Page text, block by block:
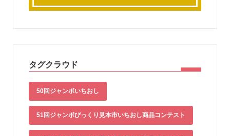
タグクラウド
50回ジャンボいちおし
51回ジャンボびっくり見本市いちおし商品コンテスト